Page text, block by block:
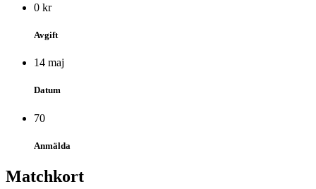
0 kr
Avgift
14 maj
Datum
70
Anmälda
Matchkort